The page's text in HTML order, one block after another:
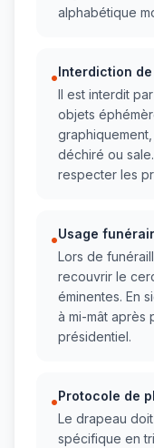
alphabétique
•Interdiction
Il est interdit
objets
déchiré ou
respecter les
•Usage
Lors de
recouvrir le
éminentes. En
à mi-mât après
présidentiel.
•Protocole de
Le drapeau
spécifique en